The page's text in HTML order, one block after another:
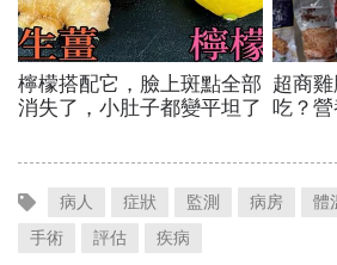
病人 症狀 監測 病房 體
手術
評估 疾病